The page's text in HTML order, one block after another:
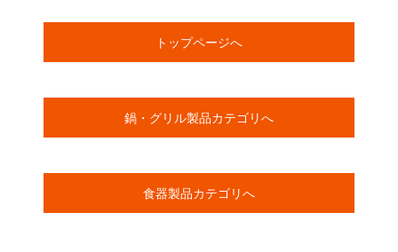
トップページへ
鍋・グリル製品カテゴリへ
食器製品カテゴリへ